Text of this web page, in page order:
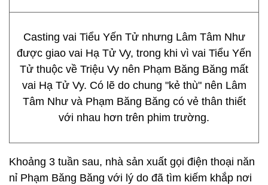
Casting vai Tiểu Yến Tử nhưng Lâm Tâm Như
được giao vai Hạ Tử Vy, trong khi vì vai Tiểu Yến
Tử thuộc về Triệu Vy nên Phạm Băng Băng mất
vai Hạ Tử Vy. Có lẽ do chung "kẻ thù" nên Lâm
Tâm Như và Phạm Băng Băng có vẻ thân thiết
với nhau hơn trên phim trường.
Khoảng 3 tuần sau, nhà sản xuất gọi điện thoại năn
nỉ Phạm Băng Băng với lý do đã tìm kiếm khắp nơi